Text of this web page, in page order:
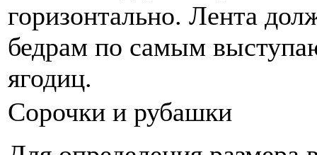
горизонтально. Лента
бедрам по самым
ягодиц.
Сорочки и рубашки